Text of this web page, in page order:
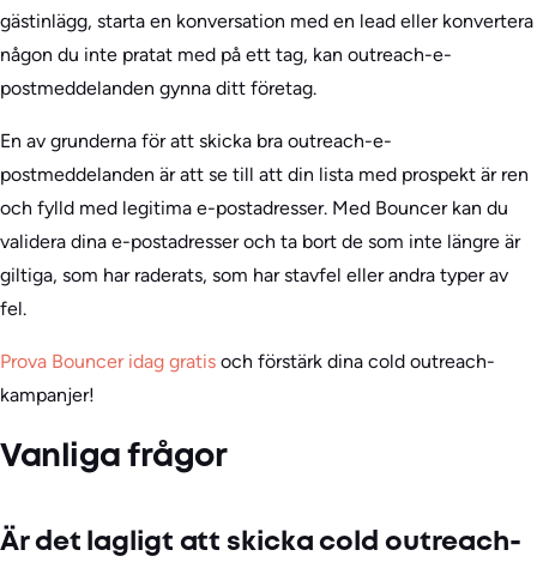
gästinlägg, starta en konversation med en lead eller konvertera
någon du inte pratat med på ett tag, kan outreach-e-
postmeddelanden gynna ditt företag.
En av grunderna för att skicka bra outreach-e-
postmeddelanden är att se till att din lista med prospekt är ren
och fylld med legitima e-postadresser. Med Bouncer kan du
validera dina e-postadresser och ta bort de som inte längre är
giltiga, som har raderats, som har stavfel eller andra typer av
fel.
Prova Bouncer idag gratis och förstärk dina cold outreach-
kampanjer!
Vanliga frågor
Är det lagligt att skicka cold outreach-